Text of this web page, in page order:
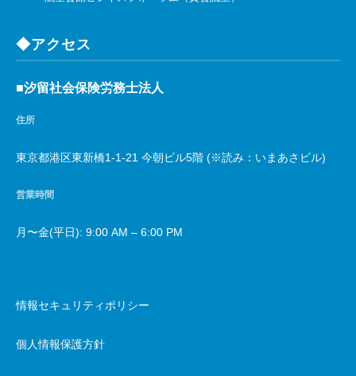
◆アクセス
■汐留社会保険労務士法人
住所
東京都港区東新橋1-1-21 今朝ビル5階 (※読み：いまあさビル)
営業時間
月〜金(平日): 9:00 AM – 6:00 PM
情報セキュリティポリシー
個人情報保護方針